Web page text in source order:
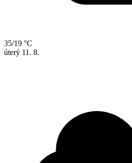
35/19 °C
úterý 11. 8.